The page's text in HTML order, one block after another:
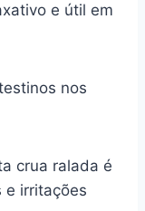
e útil em
nos
crua ralada é
e irritações